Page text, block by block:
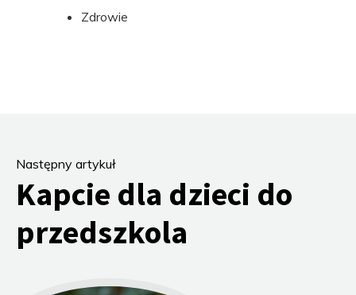
Zdrowie
Następny artykuł
Kapcie dla dzieci do
przedszkola